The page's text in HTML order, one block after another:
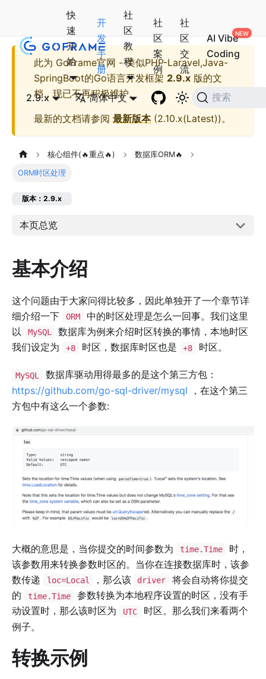
快
速
开
始
开
发
手
册
社
区
教
程
社
区
案
例
社
区
交
流
AI Vibe
Coding
2.9.x 简体中文 搜索
此为 GoFrame官网 - 类似PHP-Laravel,Java-
SpringBoot的Go语言开发框架 2.9.x 版的文
档，现已不再积极维护。
最新的文档请参阅 最新版本(2.10.x(Latest))。
核心组件(🔥重点🔥) 数据库ORM🔥
ORM时区处理
版本：2.9.x
本页总览
基本介绍
这个问题由于大家问得比较多，因此单独开了一个章节详
细介绍一下
ORM
中的时区处理是怎么一回事。我们这里
以
MySQL
数据库为例来介绍时区转换的事情，本地时区
我们设定为
+8 时区，数据库时区也是 +8 时区。
MySQL
数据库驱动用得最多的是这个第三方包：
https://github.com/go-sql-driver/mysql ，在这个第三
方包中有这么一个参数:
大概的意思是，当你提交的时间参数为 time.Time
时，
该参数用来转换参数时区的。当你在连接数据库时，该参
数传递
loc=Local ，那么该 driver
将会自动将你提交
的
time.Time
参数转换为本地程序设置的时区，没有手
动设置时，那么该时区为
UTC
时区。那么我们来看两个
例子。
转换示例